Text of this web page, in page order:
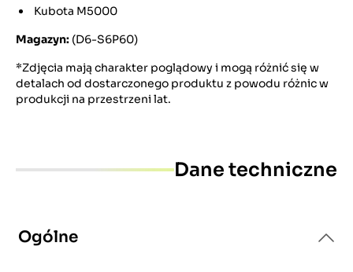
Kubota M5000
Magazyn: (D6-S6P60)
*Zdjęcia mają charakter poglądowy i mogą różnić się w
detalach od dostarczonego produktu z powodu różnic w
produkcji na przestrzeni lat.
Dane techniczne
Ogólne